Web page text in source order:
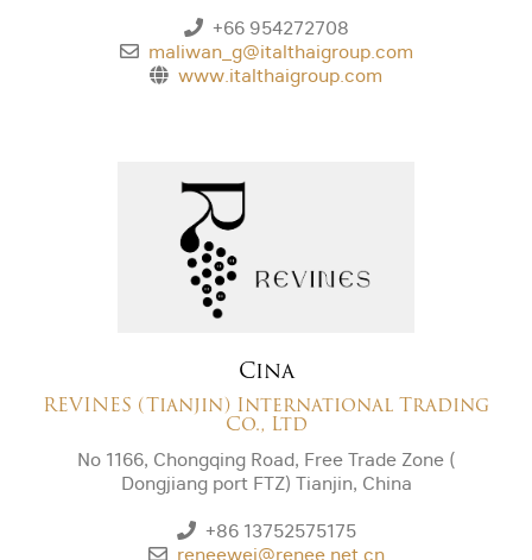
+66 954272708
maliwan_g@italthaigroup.com
www.italthaigroup.com
Cina
REVINES (Tianjin) International Trading
Co., Ltd
No 1166, Chongqing Road, Free Trade Zone (
Dongjiang port FTZ) Tianjin, China
+86 13752575175
reneewei@renee.net.cn